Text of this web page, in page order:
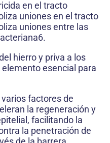
en el tracto
uniones en el tracto
uniones entre las
hierro y priva a los
esencial para
factores de
la regeneración y
facilitando la
la penetración de